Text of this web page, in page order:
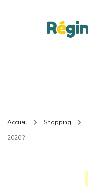
Accueil Shopping
2020 ?